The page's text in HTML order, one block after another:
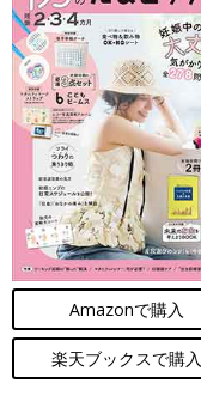
Amazonで購入
楽天ブックスで購入